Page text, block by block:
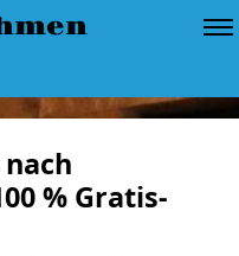
% Gratis-